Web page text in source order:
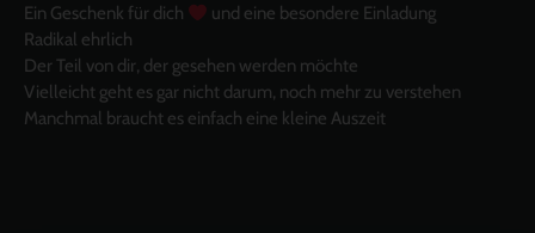
Ein Geschenk für dich
und eine besondere Einladung
Radikal ehrlich
Der Teil von dir, der gesehen werden möchte
Vielleicht geht es gar nicht darum, noch mehr zu verstehen
Manchmal braucht es einfach eine kleine Auszeit